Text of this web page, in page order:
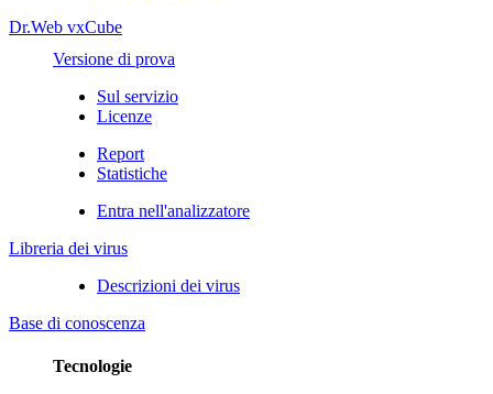
Dr.Web vxCube
Versione di prova
Sul servizio
Licenze
Report
Statistiche
Entra nell'analizzatore
Libreria dei virus
Descrizioni dei virus
Base di conoscenza
Tecnologie